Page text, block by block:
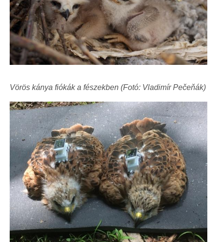
Vörös kánya fiókák a fészekben (Fotó: Vladimír Pečeňák)